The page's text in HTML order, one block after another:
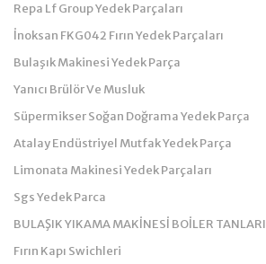
Repa Lf Group Yedek Parçaları
İnoksan FKG042 Fırın Yedek Parçaları
Bulaşık Makinesi Yedek Parça
Yanıcı Brülör Ve Musluk
Süpermikser Soğan Doğrama Yedek Parça
Atalay Endüstriyel Mutfak Yedek Parça
Limonata Makinesi Yedek Parçaları
Sgs Yedek Parca
BULAŞIK YIKAMA MAKİNESİ BOİLER TANLARI
Fırın Kapı Swichleri